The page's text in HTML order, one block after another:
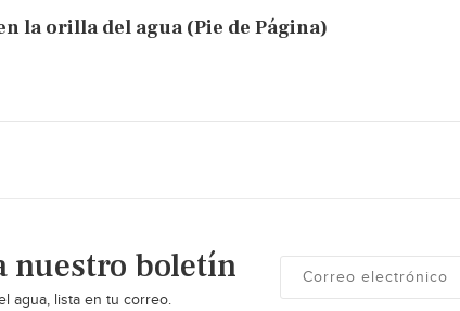
la orilla del agua (Pie de Página)
nuestro boletín
agua, lista en tu correo.